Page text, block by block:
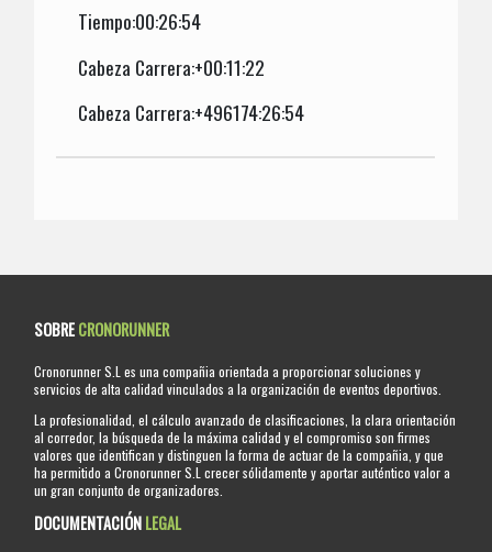
Tiempo:00:26:54
Cabeza Carrera:+00:11:22
Cabeza Carrera:+496174:26:54
SOBRECRONORUNNER
Cronorunner S.L es una compañia orientada a proporcionar soluciones y
servicios de alta calidad vinculados a la organización de eventos deportivos.
La profesionalidad, el cálculo avanzado de clasificaciones, la clara orientación
al corredor, la búsqueda de la máxima calidad y el compromiso son firmes
valores que identifican y distinguen la forma de actuar de la compañia, y que
ha permitido a Cronorunner S.L crecer sólidamente y aportar auténtico valor a
un gran conjunto de organizadores.
DOCUMENTACIÓNLEGAL